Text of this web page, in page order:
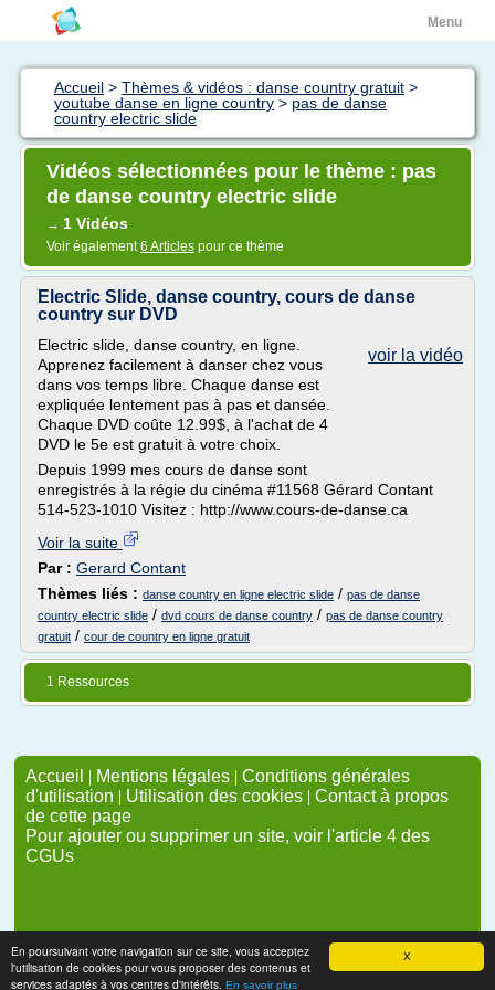
X
En poursuivant votre navigation sur ce site, vous acceptez
l'utilisation de cookies pour vous proposer des contenus et
services adaptés à vos centres d'intérêts. En savoir plus
Menu
Accueil > Thèmes & vidéos : danse country gratuit >
youtube danse en ligne country > pas de danse
country electric slide
Vidéos sélectionnées pour le thème : pas
de danse country electric slide
→ 1 Vidéos
Voir également6 Articles pour ce thème
Electric Slide, danse country, cours de danse
country sur DVD
voir la vidéo
Electric slide, danse country, en ligne.
Apprenez facilement à danser chez vous
dans vos temps libre. Chaque danse est
expliquée lentement pas à pas et dansée.
Chaque DVD coûte 12.99$, à l'achat de 4
DVD le 5e est gratuit à votre choix.
Depuis 1999 mes cours de danse sont
enregistrés à la régie du cinéma #11568 Gérard Contant
514-523-1010 Visitez : http://www.cours-de-danse.ca
Voir la suite
Par : Gerard Contant
Thèmes liés : danse country en ligne electric slide / pas de danse
country electric slide / dvd cours de danse country / pas de danse country
gratuit / cour de country en ligne gratuit
1 Ressources
Accueil | Mentions légales | Conditions générales
d'utilisation | Utilisation des cookies | Contact à propos
de cette page
Pour ajouter ou supprimer un site, voir l'article 4 des
CGUs